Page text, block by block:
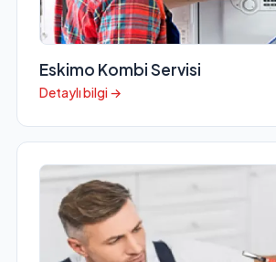
Eskimo Kombi Servisi
Detaylı bilgi →